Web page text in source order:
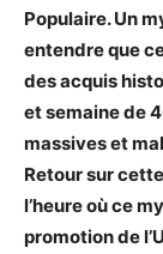
Populaire. Un
entendre que
des acquis
et semaine de
massives et
Retour sur
l’heure où ce
promotion de